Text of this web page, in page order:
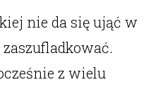
nie da się ująć w
z wielu